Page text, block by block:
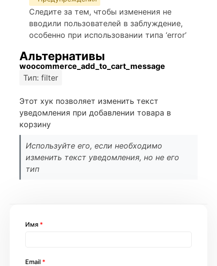
Следите за тем, чтобы изменения не
вводили пользователей в заблуждение,
особенно при использовании типа ‘error’
Альтернативы
woocommerce_add_to_cart_message
Тип: filter
Этот хук позволяет изменить текст
уведомления при добавлении товара в
корзину
Используйте его, если необходимо
изменить текст уведомления, но не его
тип
Имя *
Email *